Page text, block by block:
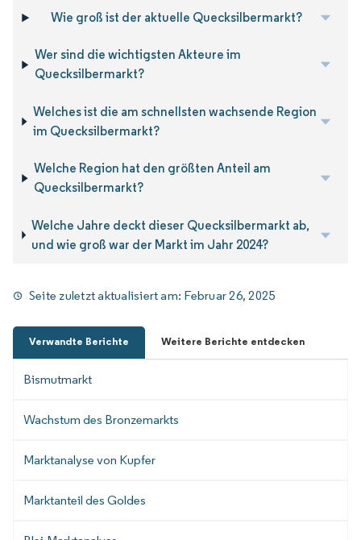
Wie groß ist der aktuelle Quecksilbermarkt?
Wer sind die wichtigsten Akteure im
Quecksilbermarkt?
Welches ist die am schnellsten wachsende Region
im Quecksilbermarkt?
Welche Region hat den größten Anteil am
Quecksilbermarkt?
Welche Jahre deckt dieser Quecksilbermarkt ab,
und wie groß war der Markt im Jahr 2024?
Seite zuletzt aktualisiert am: Februar 26, 2025
Verwandte Berichte Weitere Berichte entdecken
Bismutmarkt
Wachstum des Bronzemarkts
Marktanalyse von Kupfer
Marktanteil des Goldes